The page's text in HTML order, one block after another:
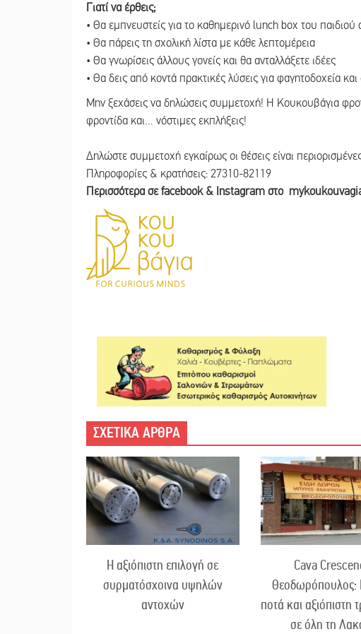
Γιατί να έρθεις;
• Θα εμπνευστείς για το καθημερινό lunch box του παιδιού
• Θα πάρεις τη σχολική λίστα με κάθε λεπτομέρεια
• Θα γνωρίσεις άλλους γονείς και θα ανταλλάξετε ιδέες
• Θα δεις από κοντά πρακτικές λύσεις για φαγητοδοχεία και
Μην ξεχάσεις να δηλώσεις συμμετοχή! Η Κουκουβάγια
φροντίδα και… νόστιμες εκπλήξεις!
Δηλώστε συμμετοχή εγκαίρως οι θέσεις είναι
Πληροφορίες & κρατήσεις: 27310-82119
Περισσότερα σε facebook & Instagram στο
ΣΧΕΤΙΚΑ ΑΡΘΡΑ
Η αξιόπιστη επιλογή σε
συρματόσχοινα υψηλών
αντοχών
Cava
Θεοδωρόπουλος:
ποτά και αξιόπιστη
σε όλη τη